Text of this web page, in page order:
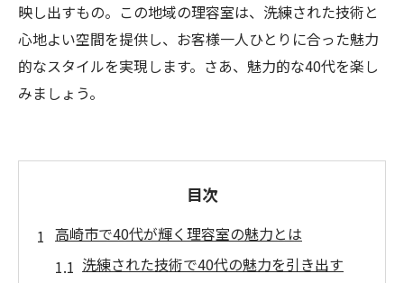
映し出すもの。この地域の理容室は、洗練された技術と
心地よい空間を提供し、お客様一人ひとりに合った魅力
的なスタイルを実現します。さあ、魅力的な40代を楽し
みましょう。
目次
高崎市で40代が輝く理容室の魅力とは
洗練された技術で40代の魅力を引き出す